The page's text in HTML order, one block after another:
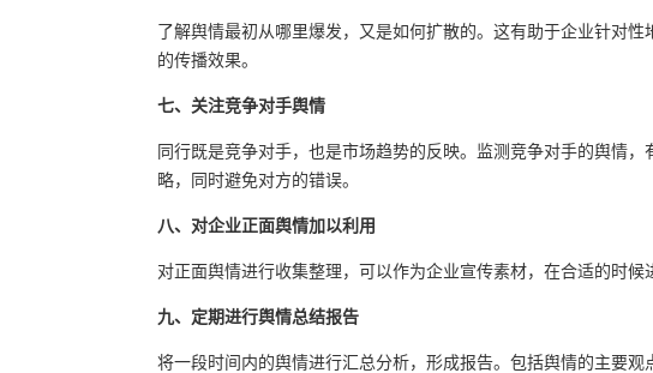
了解舆情最初从哪里爆发，又是如何扩散的。这有助于企业针对
的传播效果。
七、关注竞争对手舆情
同行既是竞争对手，也是市场趋势的反映。监测竞争对手的舆情
略，同时避免对方的错误。
八、对企业正面舆情加以利用
对正面舆情进行收集整理，可以作为企业宣传素材，在合适的时候
九、定期进行舆情总结报告
将一段时间内的舆情进行汇总分析，形成报告。包括舆情的主要